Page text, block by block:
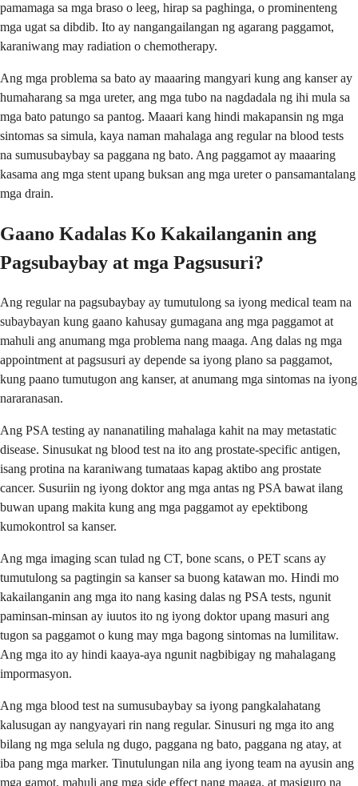
pamamaga sa mga braso o leeg, hirap sa paghinga, o prominenteng
mga ugat sa dibdib. Ito ay nangangailangan ng agarang paggamot,
karaniwang may radiation o chemotherapy.
Ang mga problema sa bato ay maaaring mangyari kung ang kanser ay
humaharang sa mga ureter, ang mga tubo na nagdadala ng ihi mula sa
mga bato patungo sa pantog. Maaari kang hindi makapansin ng mga
sintomas sa simula, kaya naman mahalaga ang regular na blood tests
na sumusubaybay sa paggana ng bato. Ang paggamot ay maaaring
kasama ang mga stent upang buksan ang mga ureter o pansamantalang
mga drain.
Gaano Kadalas Ko Kakailanganin ang
Pagsubaybay at mga Pagsusuri?
Ang regular na pagsubaybay ay tumutulong sa iyong medical team na
subaybayan kung gaano kahusay gumagana ang mga paggamot at
mahuli ang anumang mga problema nang maaga. Ang dalas ng mga
appointment at pagsusuri ay depende sa iyong plano sa paggamot,
kung paano tumutugon ang kanser, at anumang mga sintomas na iyong
nararanasan.
Ang PSA testing ay nananatiling mahalaga kahit na may metastatic
disease. Sinusukat ng blood test na ito ang prostate-specific antigen,
isang protina na karaniwang tumataas kapag aktibo ang prostate
cancer. Susuriin ng iyong doktor ang mga antas ng PSA bawat ilang
buwan upang makita kung ang mga paggamot ay epektibong
kumokontrol sa kanser.
Ang mga imaging scan tulad ng CT, bone scans, o PET scans ay
tumutulong sa pagtingin sa kanser sa buong katawan mo. Hindi mo
kakailanganin ang mga ito nang kasing dalas ng PSA tests, ngunit
paminsan-minsan ay iuutos ito ng iyong doktor upang masuri ang
tugon sa paggamot o kung may mga bagong sintomas na lumilitaw.
Ang mga ito ay hindi kaaya-aya ngunit nagbibigay ng mahalagang
impormasyon.
Ang mga blood test na sumusubaybay sa iyong pangkalahatang
kalusugan ay nangyayari rin nang regular. Sinusuri ng mga ito ang
bilang ng mga selula ng dugo, paggana ng bato, paggana ng atay, at
iba pang mga marker. Tinutulungan nila ang iyong team na ayusin ang
mga gamot, mahuli ang mga side effect nang maaga, at masiguro na